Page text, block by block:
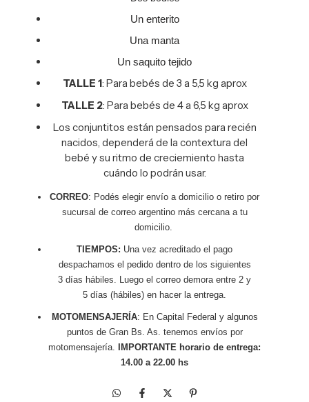
Un enterito
Una manta
Un saquito tejido
TALLE 1: Para bebés de 3 a 5,5 kg aprox
TALLE 2: Para bebés de 4 a 6,5 kg aprox
Los conjuntitos están pensados para recién
nacidos, dependerá de la contextura del
bebé y su ritmo de creciemiento hasta
cuándo lo podrán usar.
CORREO: Podés elegir envío a domicilio o retiro por
sucursal de correo argentino más cercana a tu
domicilio.
TIEMPOS: Una vez acreditado el pago
despachamos el pedido dentro de los siguientes
3 días hábiles. Luego el correo demora entre 2 y
5 días (hábiles) en hacer la entrega.
MOTOMENSAJERÍA: En Capital Federal y algunos
puntos de Gran Bs. As. tenemos envíos por
motomensajería.
IMPORTANTE horario de entrega:
14.00 a 22.00 hs